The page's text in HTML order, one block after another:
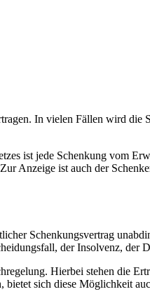
In vielen Fällen wird
ist jede Schenkung vom
Anzeige ist auch der
Schenkungsvertrag
der Insolvenz,
Hierbei stehen die
bietet sich diese Möglichkeit